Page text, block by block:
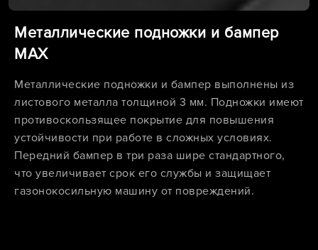
Металлические подножки и бампер
MAX
Металлические подножки и бампер выполнены из
листового металла толщиной 3 мм. Подножки имеют
противоскользящее покрытие для повышения
устойчивости при работе в сложных условиях.
Передний бампер в три раза шире стандартного,
что увеличивает срок его службы и защищает
газонокосильную машину от повреждений.